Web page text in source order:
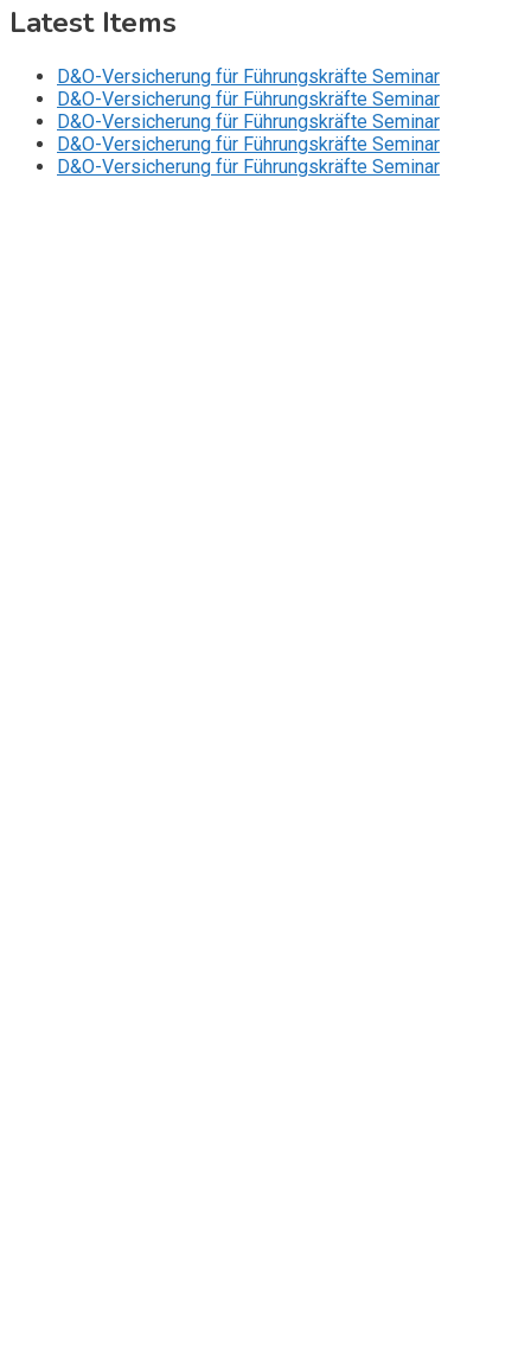
Latest Items
D&O-Versicherung für Führungskräfte Seminar
D&O-Versicherung für Führungskräfte Seminar
D&O-Versicherung für Führungskräfte Seminar
D&O-Versicherung für Führungskräfte Seminar
D&O-Versicherung für Führungskräfte Seminar